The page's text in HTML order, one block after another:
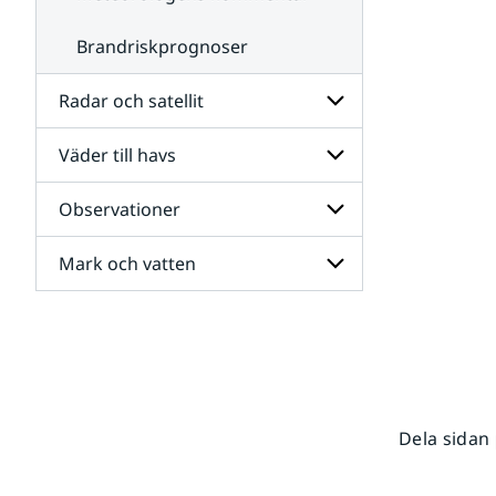
Brandriskprognoser
Radar och satellit
Undersidor
för
Radar
och
satellit
Väder till havs
Undersidor
för
Väder
till
havs
Observationer
Undersidor
för
Mark och vatten
Dela sidan